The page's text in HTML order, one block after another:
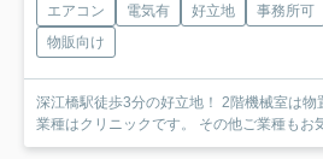
エアコン 電気有 好立地 事務所可
物販向け
深江橋駅徒歩3分の好立地！ 2階機械室は
業種はクリニックです。 その他ご業種もお